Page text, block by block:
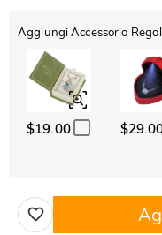
Aggiungi Accessorio
$19.00